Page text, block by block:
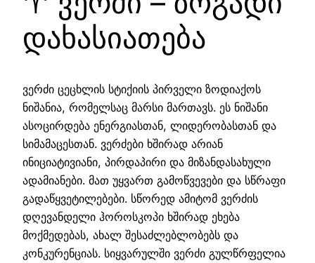
დახასიათება
ვერძი ცეცხლის სტიქიის პირველი ზოდიაქოს
ნიშანია, რომელსაც მარსი მართავს. ეს ნიშანი
ასოცირდება ენერგიასთან, ლიდერობასთან და
სიმამაცესთან. ვერძები ხშირად არიან
ინიციატივიანი, პირდაპირი და მიზანდასახული
ადამიანები. მათ უყვართ გამოწვევები და სწრაფი
გადაწყვეტილებები. სწორედ ამიტომ ვერძის
დღევანდელი ჰოროსკოპი ხშირად ეხება
მოქმედებას, ახალ შესაძლებლობებს და
კონკურენციას. სიყვარულში ვერძი გულწრფელია